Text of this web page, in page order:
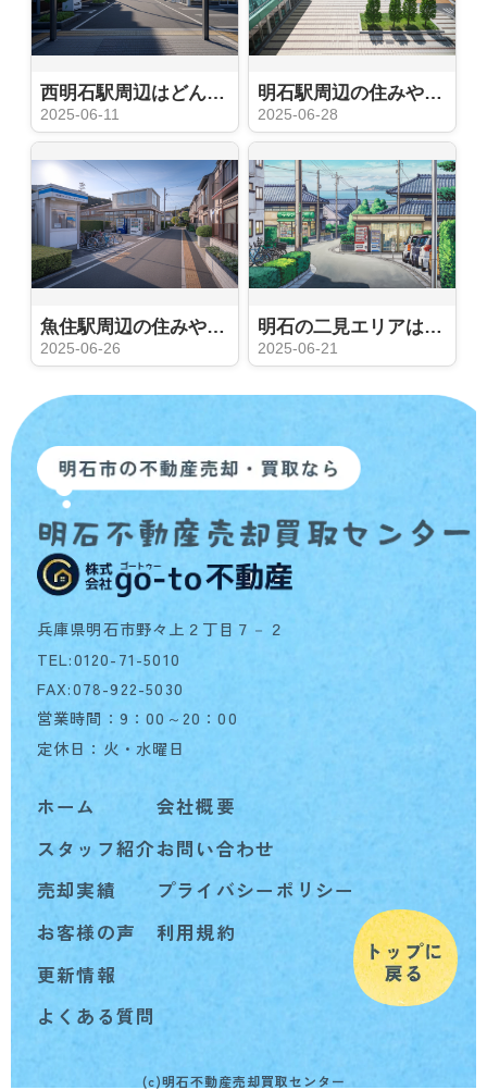
西明石駅周辺はどんな住みやすさが魅力？交通や生活環境を知りたい方におすすめ
2025-06-11
明石駅周辺の住みやすさはどんな特徴がある？子育てや暮らしやすさの視点も紹介
2025-06-28
魚住駅周辺の住みやすさはどう？実際の評判や生活事情も紹介
2025-06-26
明石の二見エリアは住みやすさで人気？交通や買い物環境も紹介
2025-06-21
兵庫県明石市野々上２丁目７－２
TEL:0120-71-5010
FAX:078-922-5030
営業時間：9：00～20：00
定休日：火・水曜日
ホーム
スタッフ紹介
売却実績
お客様の声
更新情報
よくある質問
会社概要
お問い合わせ
プライバシーポリシー
利用規約
(c)明石不動産売却買取センター